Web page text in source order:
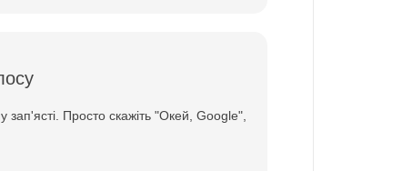
зап'ясті. Просто скажіть "Окей, Google",